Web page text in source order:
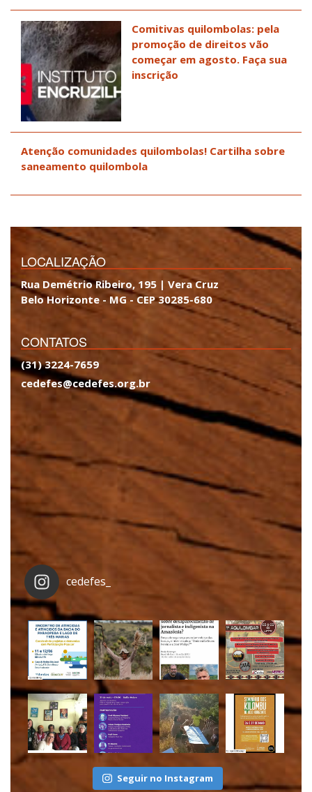
Comitivas quilombolas: pela
promoção de direitos vão
começar em agosto. Faça sua
inscrição
Atenção comunidades quilombolas! Cartilha sobre
saneamento quilombola
LOCALIZAÇÃO
Rua Demétrio Ribeiro, 195 | Vera Cruz
Belo Horizonte - MG - CEP 30285-680
CONTATOS
(31) 3224-7659
cedefes@cedefes.org.br
cedefes_
Seguir no Instagram